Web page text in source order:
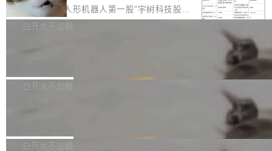
agent 有本质区别。大多数 agent harness 的设
计是基于早期模型的能力—...
细致的一份规则。 政策的核心只有一句话：LLM
可以用来分析、提炼、审阅、建议，但不能用来
不得生成涉及安全性的关键变更，除非作者本身
ek 获配 93.3 万股，锁定 36 个月
8月6日晚间，“人形机器人第一股”宇树科技股份
有限公司披露IPO发行价格及战略配售结果，杭
36个月。 公告显示，本次宇树科技战略配售对
员工参与设立的专项资产管理计划。其中，Dee
白开水不加糖
Bug fixes and enhancements 修复多次传递同
一个回归问题，该问题导致拉取镜像时会拒绝包
白开水不加糖
e 孵化器项目管理委员会（IPMC）投票中获得
白开水不加糖